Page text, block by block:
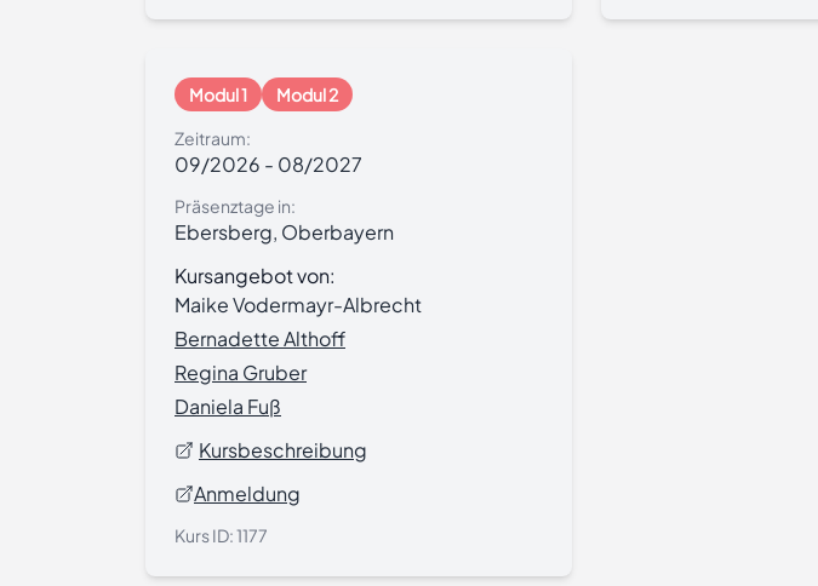
Modul 1
Modul 2
Zeitraum:
09/2026 - 08/2027
Präsenztage in:
Ebersberg, Oberbayern
Kursangebot von:
Maike Vodermayr-Albrecht
Bernadette Althoff
Regina Gruber
Daniela Fuß
Kursbeschreibung
Anmeldung
Kurs ID:1177